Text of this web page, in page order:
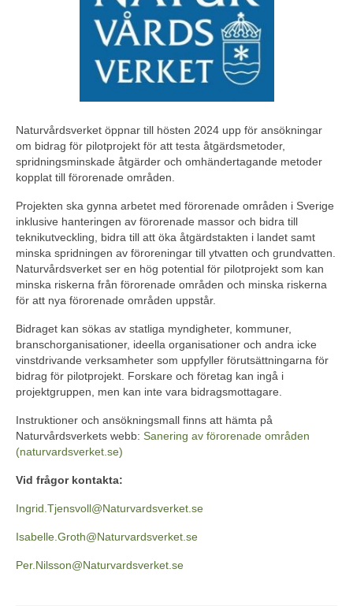
Naturvårdsverket öppnar till hösten 2024 upp för ansökningar
om bidrag för pilotprojekt för att testa åtgärdsmetoder,
spridningsminskade åtgärder och omhändertagande metoder
kopplat till förorenade områden.
Projekten ska gynna arbetet med förorenade områden i Sverige
inklusive hanteringen av förorenade massor och bidra till
teknikutveckling, bidra till att öka åtgärdstakten i landet samt
minska spridningen av föroreningar till ytvatten och grundvatten.
Naturvårdsverket ser en hög potential för pilotprojekt som kan
minska riskerna från förorenade områden och minska riskerna
för att nya förorenade områden uppstår.
Bidraget kan sökas av statliga myndigheter, kommuner,
branschorganisationer, ideella organisationer och andra icke
vinstdrivande verksamheter som uppfyller förutsättningarna för
bidrag för pilotprojekt. Forskare och företag kan ingå i
projektgruppen, men kan inte vara bidragsmottagare.
Instruktioner och ansökningsmall finns att hämta på
Naturvårdsverkets webb: Sanering av förorenade områden
(naturvardsverket.se)
Vid frågor kontakta:
Ingrid.Tjensvoll@Naturvardsverket.se
Isabelle.Groth@Naturvardsverket.se
Per.Nilsson@Naturvardsverket.se